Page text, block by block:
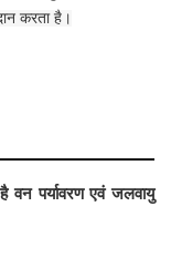
करता है।
वन पर्यावरण एवं जलवायु